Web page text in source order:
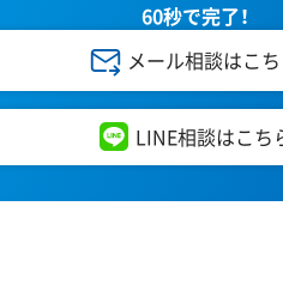
60秒で完了！
メール相談はこ
LINE相談はこち